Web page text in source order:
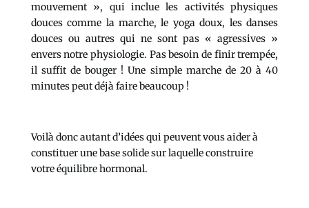
mouvement », qui inclue les activités physiques
douces comme la marche, le yoga doux, les danses
douces ou autres qui ne sont pas « agressives »
envers notre physiologie. Pas besoin de finir trempée,
il suffit de bouger ! Une simple marche de 20 à 40
minutes peut déjà faire beaucoup !
Voilà donc autant d’idées qui peuvent vous aider à
constituer une base solide sur laquelle construire
votre équilibre hormonal.